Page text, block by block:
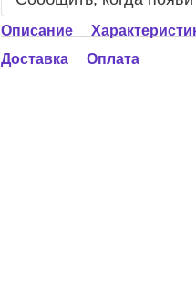
Описание
Доставка
Оплата